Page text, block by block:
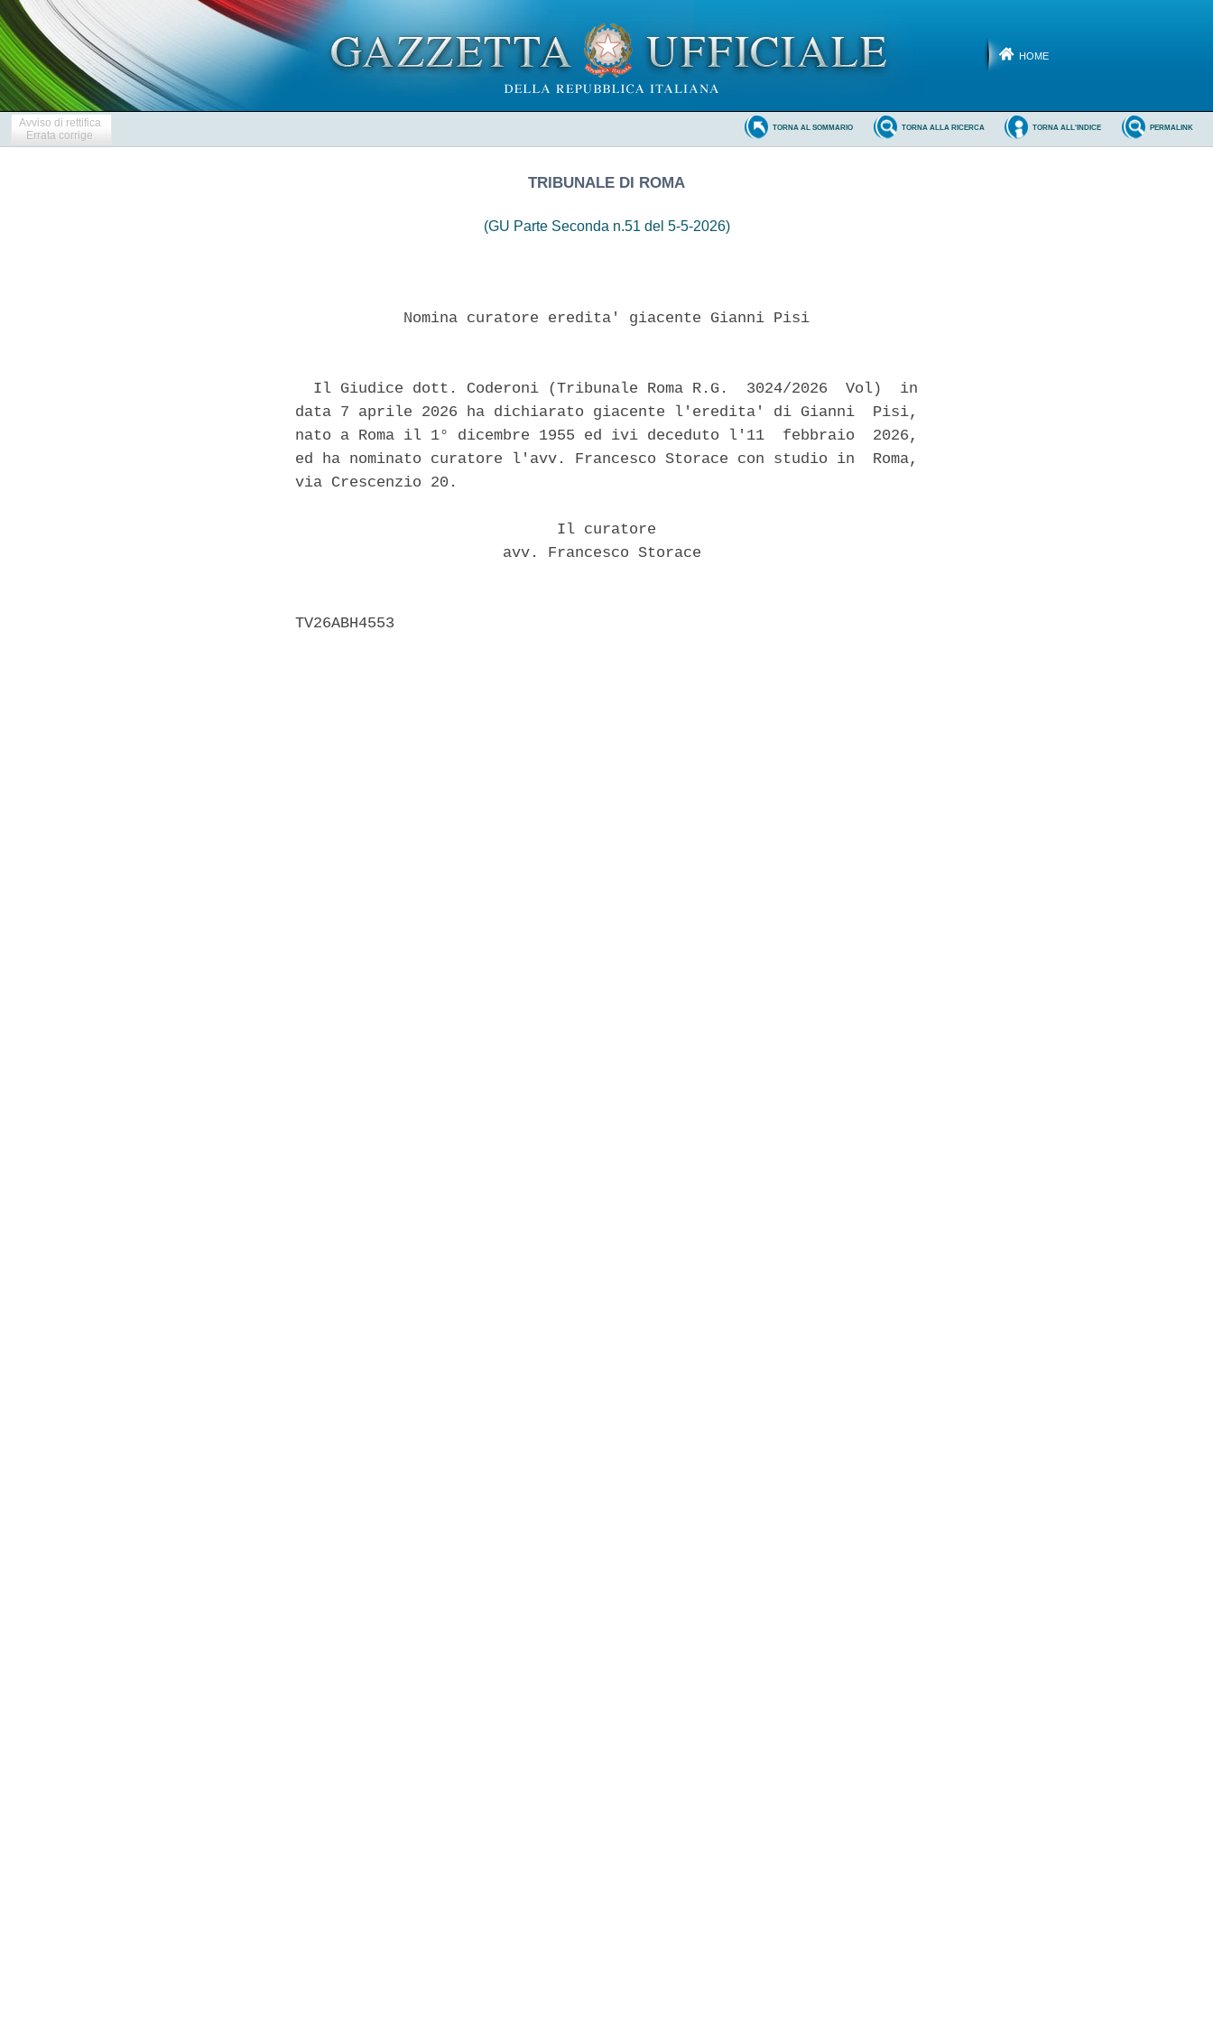
HOME
Avviso di rettifica
Errata corrige
PERMALINK
TORNA ALL'INDICE
TORNA ALLA RICERCA
TORNA AL SOMMARIO
TRIBUNALE DI ROMA
(GU Parte Seconda n.51 del 5-5-2026)
            Nomina curatore eredita' giacente Gianni Pisi
  Il Giudice dott. Coderoni (Tribunale Roma R.G.  3024/2026  Vol)  in
data 7 aprile 2026 ha dichiarato giacente l'eredita' di Gianni  Pisi,
nato a Roma il 1° dicembre 1955 ed ivi deceduto l'11  febbraio  2026,
ed ha nominato curatore l'avv. Francesco Storace con studio in  Roma,
via Crescenzio 20.
                             Il curatore
                       avv. Francesco Storace